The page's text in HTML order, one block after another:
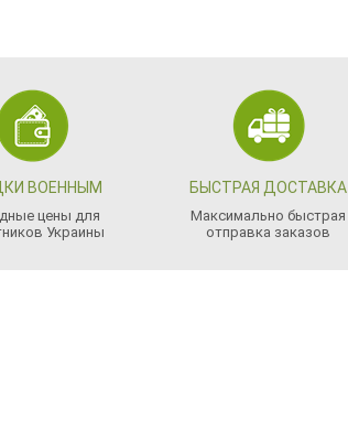
ВОЕННЫМ
цены для
Украины
БЫСТРАЯ ДОСТАВКА
Максимально быстрая
отправка заказов